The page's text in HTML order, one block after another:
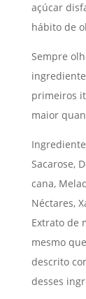
açúcar
hábito de
Sempre
primeiros
maior
Sacarose,
cana,
Néctares,
Extrato de
mesmo
descrito
desses